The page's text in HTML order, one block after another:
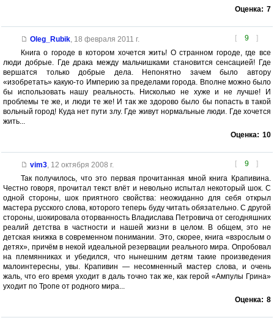
Оценка: 7
[ 9 ]
Oleg_Rubik, 18 февраля 2011 г.
Книга о городе в котором хочется жить! О странном городе, где все
люди добрые. Где драка между мальчишками становится сенсацией! Где
вершатся только добрые дела. Непонятно зачем было автору
«изобретать» какую-то Империю за пределами города. Вполне можно было
бы использовать нашу реальность. Нисколько не хуже и не лучше! И
проблемы те же, и люди те же! И так же здорово было бы попасть в такой
вольный город! Куда нет пути злу. Где живут нормальные люди. Где хочется
жить...
Оценка: 10
[ 9 ]
vim3, 12 октября 2008 г.
Так получилось, что это первая прочитанная мной книга Крапивина.
Честно говоря, прочитал текст влёт и невольно испытал некоторый шок. С
одной стороны, шок приятного свойства: неожиданно для себя открыл
мастера русского слова, которого теперь буду читать обязательно. С другой
стороны, шокировала оторванность Владислава Петровича от сегодняшних
реалий детства в частности и нашей жизни в целом. В общем, это не
детская книжка в современном понимании. Это, скорее, книга «взрослым о
детях», причём в некой идеальной резервации реального мира. Опробовал
на племянниках и убедился, что нынешним детям такие произведения
малоинтересны, увы. Крапивин — несомненный мастер слова, и очень
жаль, что его время уходит в даль точно так же, как герой «Ампулы Грина»
уходит по Тропе от родного мира...
Оценка: 8